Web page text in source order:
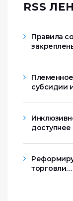
RSS
Правила
субсидии
доступнее
торговли…